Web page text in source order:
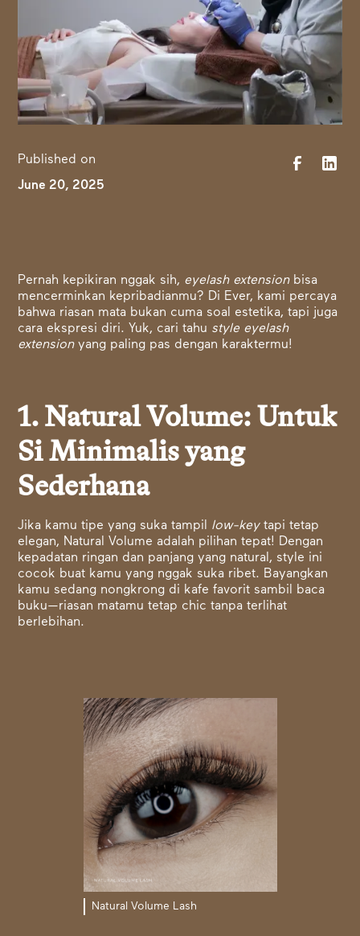
Published on
June 20, 2025
Pernah kepikiran nggak sih, eyelash extensionbisa
mencerminkan kepribadianmu? Di Ever, kami percaya
bahwa riasan mata bukan cuma soal estetika, tapi juga
cara ekspresi diri. Yuk, cari tahu style eyelash
extensionyang paling pas dengan karaktermu!
1. Natural Volume: Untuk
Si Minimalis yang
Sederhana
Jika kamu tipe yang suka tampil low-keytapi tetap
elegan, Natural Volume adalah pilihan tepat! Dengan
kepadatan ringan dan panjang yang natural, style ini
cocok buat kamu yang nggak suka ribet. Bayangkan
kamu sedang nongkrong di kafe favorit sambil baca
buku—riasan matamu tetap chic tanpa terlihat
berlebihan.
Natural Volume Lash